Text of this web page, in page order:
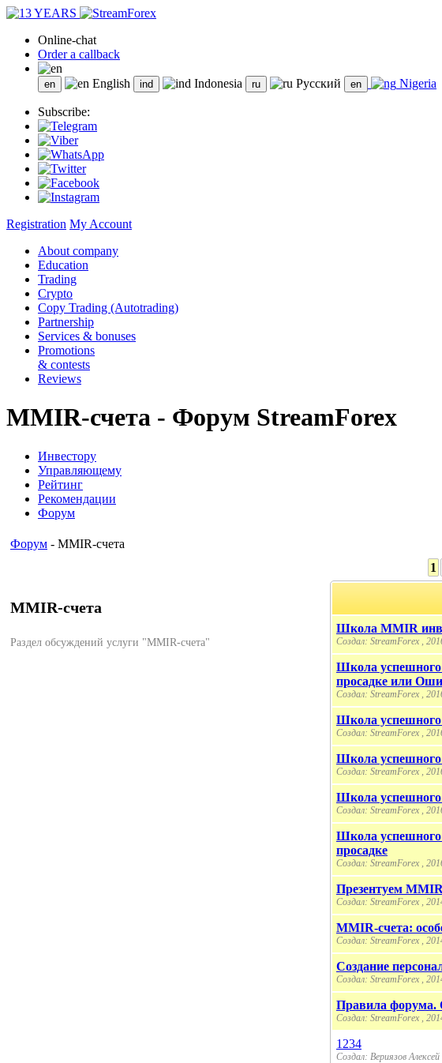
Online-chat
Order a callback
English Indonesia Русский Nigeria
Subscribe:
Registration My Account
About company
Education
Trading
Crypto
Copy Trading (Autotrading)
Partnership
Services & bonuses
Promotions
& contests
Reviews
MMIR-счета - Форум StreamForex
Инвестору
Управляющему
Рейтинг
Рекомендации
Форум
Форум - MMIR-счета
1
MMIR-счета
Раздел обсуждений услуги "MMIR-счета"
Школа MMIR
Создал: StreamForex ,
Школа успешного
просадке или
Создал: StreamForex ,
Школа успешного
Создал: StreamForex ,
Школа
Создал: StreamForex ,
Школа
Создал: StreamForex ,
Школа успешного
просадке
Создал: StreamForex ,
Презентуем
Создал: StreamForex ,
MMIR-счета:
Создал: StreamForex ,
Создание
Создал: StreamForex ,
Правила форума.
Создал: StreamForex ,
1234
Создал: Вериязов